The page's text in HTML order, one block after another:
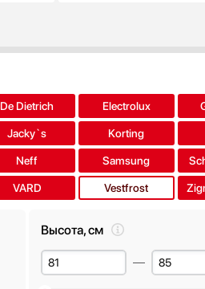
De Dietrich Electrolux
Jacky`s Korting
Neff Samsung
VARD Vestfrost
Высота, см